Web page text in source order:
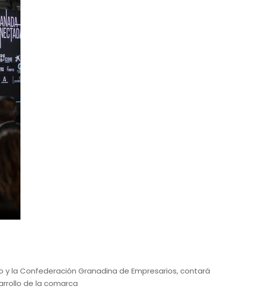
la Confederación Granadina de Empresarios, contará
de la comarca